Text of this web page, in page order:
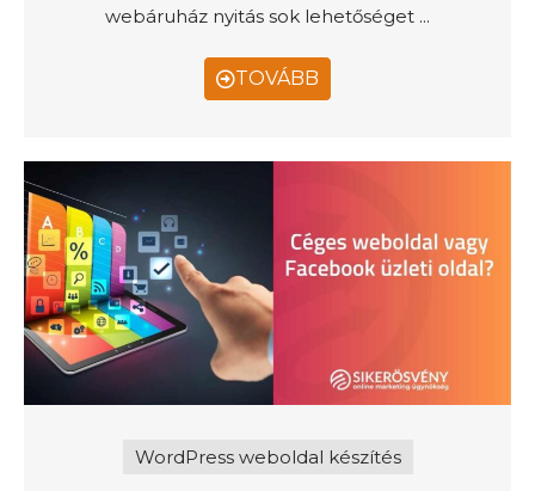
webáruház nyitás sok lehetőséget ...
TOVÁBB
WordPress weboldal készítés